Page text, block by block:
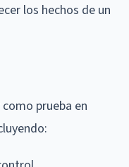
los hechos de un
prueba en